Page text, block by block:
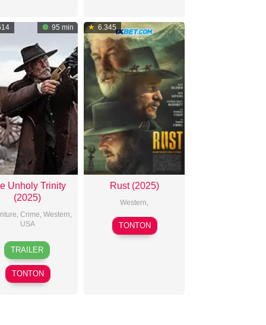
95 min
Unholy Trinity
(2025)
, Crime, Western,
USA
2025-
13
Richard
Gray
TRAILER
TONTON
6.345
Rust (2025)
Western,
2025-
05-
TONTON